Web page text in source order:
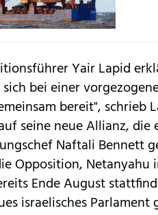
Yair Lapid
bei einer
bereit", schrieb
seine neue Allianz,
Naftali Bennett
Opposition, Netanyahu
Ende August
israelisches